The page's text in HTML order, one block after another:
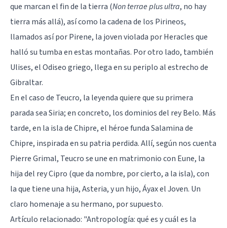
que marcan el fin de la tierra (Non terrae plus ultra, no hay
tierra más allá), así como la cadena de los Pirineos,
llamados así por Pirene, la joven violada por Heracles que
halló su tumba en estas montañas. Por otro lado, también
Ulises, el Odiseo griego, llega en su periplo al estrecho de
Gibraltar.
En el caso de Teucro, la leyenda quiere que su primera
parada sea Siria; en concreto, los dominios del rey Belo. Más
tarde, en la isla de Chipre, el héroe funda Salamina de
Chipre, inspirada en su patria perdida. Allí, según nos cuenta
Pierre Grimal, Teucro se une en matrimonio con Eune, la
hija del rey Cipro (que da nombre, por cierto, a la isla), con
la que tiene una hija, Asteria, y un hijo, Áyax el Joven. Un
claro homenaje a su hermano, por supuesto.
Artículo relacionado: "Antropología: qué es y cuál es la